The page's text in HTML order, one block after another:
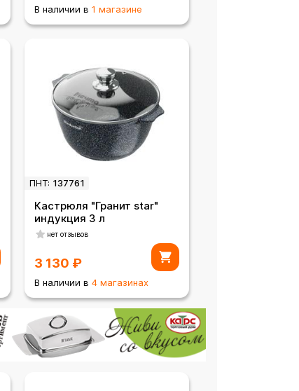
В наличии в 1 магазине
ПНТ: 137761
Кастрюля "Гранит star"
индукция 3 л
нет отзывов
3 130 ₽
В наличии в 4 магазинах